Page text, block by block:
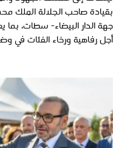
بقيادة صاحب الجلالة الملك
جهة الدار البيضاء- سطات، بما
أجل رفاهية ورخاء الفئات في